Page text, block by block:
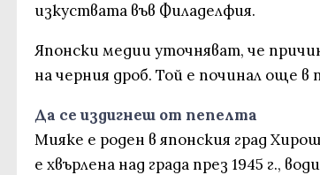
изкуствата във Филаделфия.
Японски медии уточняват, че
на черния дроб. Той е починал още
Да се издигнеш от пепелта
Мияке е роден в японския град
е хвърлена над града през 1945 г.,